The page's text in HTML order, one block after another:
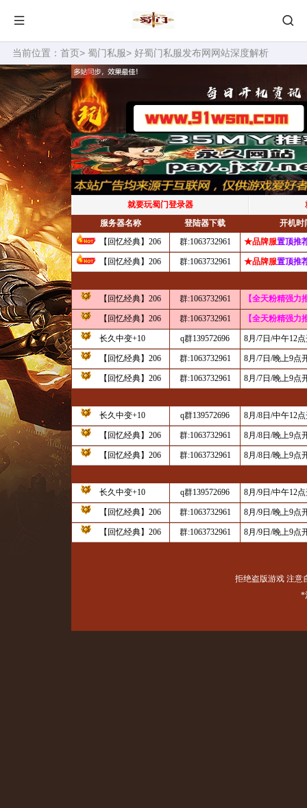
当前位置： 首页> 蜀门私服> 好蜀门私服发布网网站深度解析